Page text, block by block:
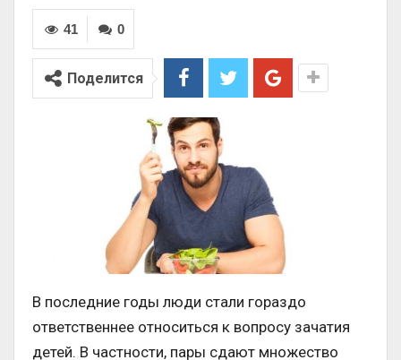
0
41
Поделится
В последние годы люди стали гораздо
ответственнее относиться к вопросу зачатия
детей. В частности, пары сдают множество